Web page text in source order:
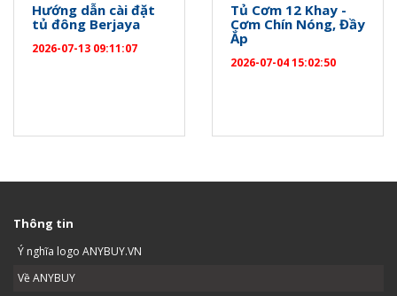
Hướng dẫn cài đặt
tủ đông Berjaya
2026-07-13 09:11:07
Tủ Cơm 12 Khay -
Cơm Chín Nóng, Đầy
Ắp
2026-07-04 15:02:50
Thông tin
Ý nghĩa logo ANYBUY.VN
Về ANYBUY